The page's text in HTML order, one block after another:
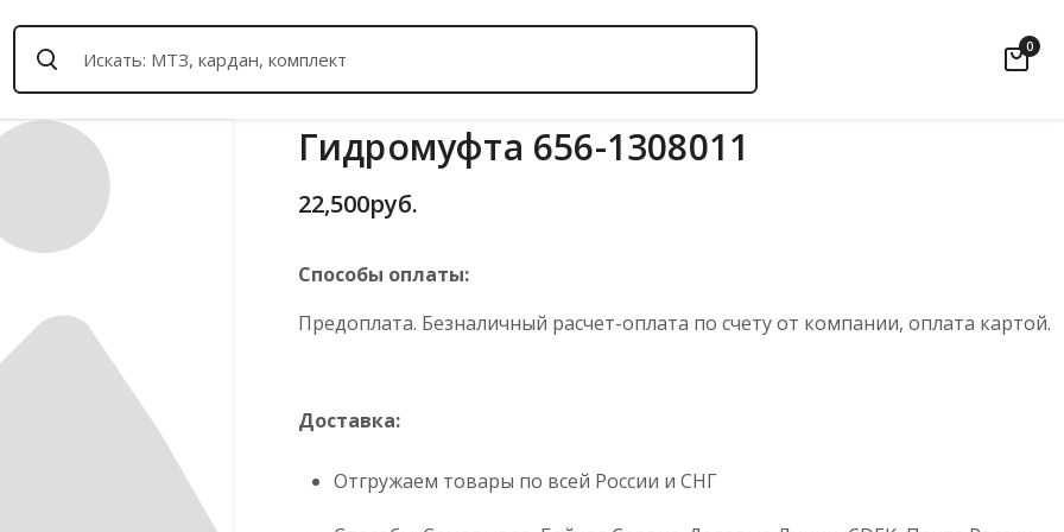
0
Гидромуфта 656-1308011
22,500руб.
Способы оплаты:
Предоплата. Безналичный расчет-оплата по счету от компании, оплата картой.
Доставка:
Отгружаем товары по всей России и СНГ